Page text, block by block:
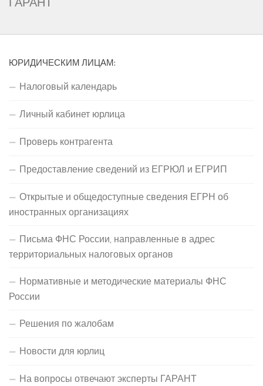
ЮРИДИЧЕСКИМ ЛИЦАМ:
Налоговый календарь
Личный кабинет юрлица
Проверь контрагента
Предоставление сведений из ЕГРЮЛ и ЕГРИП
Открытые и общедоступные сведения ЕГРН об
иностранных организациях
Письма ФНС России, направленные в адрес
территориальных налоговых органов
Нормативные и методические материалы ФНС
России
Решения по жалобам
Новости для юрлиц
На вопросы отвечают эксперты ГАРАНТ